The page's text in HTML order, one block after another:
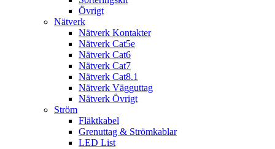
Övrigt
Nätverk
Nätverk Kontakter
Nätverk Cat5e
Nätverk Cat6
Nätverk Cat7
Nätverk Cat8.1
Nätverk Vägguttag
Nätverk Övrigt
Ström
Fläktkabel
Grenuttag & Strömkablar
LED List